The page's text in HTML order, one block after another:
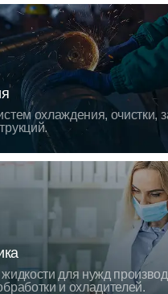
охлаждения, очистки,
для нужд
и охладителей.